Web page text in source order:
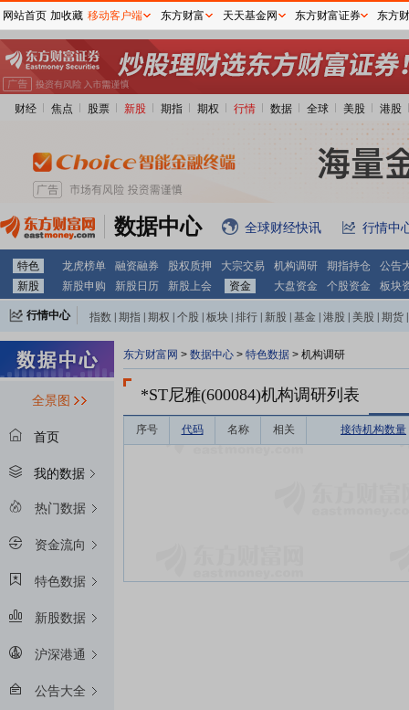
财经 焦点 股票 新股 期指 期权 行情 数据 全球 美股 港股
数据中心 全球财经快讯 行情中
特色 龙虎榜单 融资融券 股权质押 大宗交易 机构调研 期指持仓
公告
新股
新股申购 新股日历 新股上会 资金 大盘资金 个股资金 板块
行情中心 指数 期指 期权 个股 板块 排行 新股 基金 港股 美股 期货
全景图
首页
我的数据
热门数据
资金流向
特色数据
新股数据
沪深港通
公告大全
东方财富网 > 数据中心 > 特色数据 > 机构调研
*ST尼雅(600084)机构调研列表
序号 代码 名称 相关 接待机构数量
网站首页 加收藏 移动客户端 东方财富 天天基金网 东方财富证券 东方